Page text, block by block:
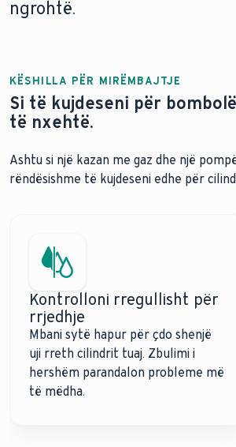
ngrohtë.
KËSHILLA PËR MIRËMBAJTJE
Si të kujdeseni për
të nxehtë.
Ashtu si një kazan me gaz dhe një
rëndësishme të kujdeseni edhe për
Kontrolloni rregullisht për
rrjedhje
Mbani sytë hapur për çdo shenjë
uji rreth cilindrit tuaj. Zbulimi i
hershëm parandalon probleme më
të mëdha.